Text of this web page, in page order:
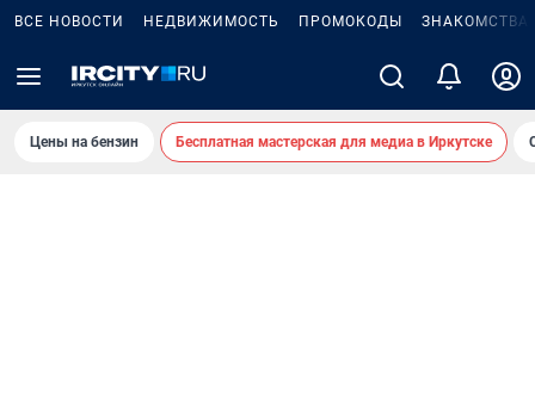
ВСЕ НОВОСТИ НЕДВИЖИМОСТЬ ПРОМОКОДЫ ЗНАКОМСТВА
Цены на бензин Бесплатная мастерская для медиа в Иркутске